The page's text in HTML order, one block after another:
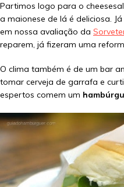
Partimos logo para o
a maionese de lá é deliciosa.
em nossa avaliação da
reparem, já fizeram uma
O clima também é de um bar
tomar cerveja de garrafa e
espertos comem um